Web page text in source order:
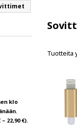
klo
22,90 €).
Tuotteita